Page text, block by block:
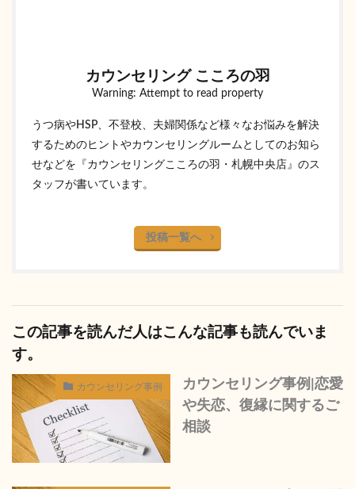
カウンセリング こころの羽
Warning: Attempt to read property
うつ病やHSP、不登校、夫婦関係など様々なお悩みを解決
するためのヒントやカウンセリングルームとしてのお知ら
せなどを『カウンセリングこころの羽・札幌中央店』のス
タッフが書いています。
投稿一覧へ
この記事を読んだ人はこんな記事も読んでいま
す。
カウンセリング事例
カウンセリング事例|恋愛
や失恋、復縁に関するご
相談